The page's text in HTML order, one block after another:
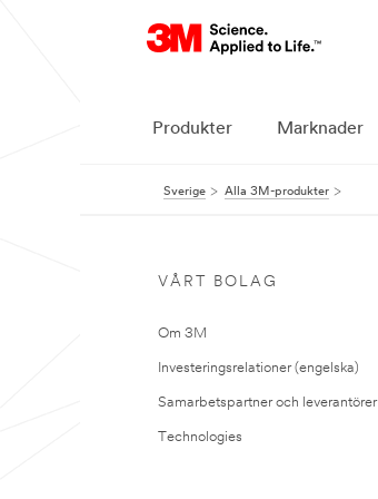
Produkter Marknader
Sverige Alla 3M-produkter
VÅRT BOLAG
Om 3M
Investeringsrelationer (engelska)
Samarbetspartner och leverantörer
Technologies